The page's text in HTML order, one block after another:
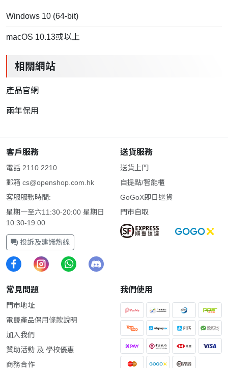
Windows 10 (64-bit)
macOS 10.13或以上
相關網站
產品官網
兩年保用
客戶服務
電話 2110 2210
郵箱 cs@openshop.com.hk
客服服務時間:
星期一至六11:30-20:00 星期日
10:30-19:00
投訴及建議熱線
送貨服務
送貨上門
自提點/智能櫃
GoGoX即日送貨
門市自取
常見問題
門市地址
電競產品保用條款說明
加入我們
贊助活動 及 學校優惠
商務合作
我們使用